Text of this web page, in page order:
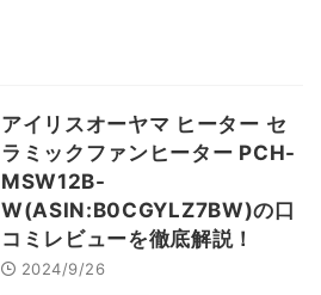
アイリスオーヤマ ヒーター セ
ラミックファンヒーター PCH-
MSW12B-
W(ASIN:B0CGYLZ7BW)の口
コミレビューを徹底解説！
2024/9/26